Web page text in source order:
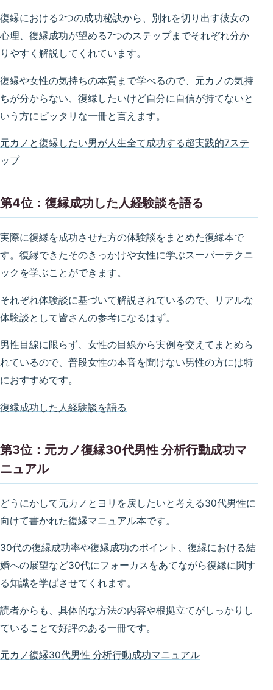
復縁における2つの成功秘訣から、別れを切り出す彼女の
心理、復縁成功が望める7つのステップまでそれぞれ分か
りやすく解説してくれています。
復縁や女性の気持ちの本質まで学べるので、元カノの気持
ちが分からない、復縁したいけど自分に自信が持てないと
いう方にピッタリな一冊と言えます。
元カノと復縁したい男が人生全て成功する超実践的7ステ
ップ
第4位：復縁成功した人経験談を語る
実際に復縁を成功させた方の体験談をまとめた復縁本で
す。復縁できたそのきっかけや女性に学ぶスーパーテクニ
ックを学ぶことができます。
それぞれ体験談に基づいて解説されているので、リアルな
体験談として皆さんの参考になるはず。
男性目線に限らず、女性の目線から実例を交えてまとめら
れているので、普段女性の本音を聞けない男性の方には特
におすすめです。
復縁成功した人経験談を語る
第3位：元カノ復縁30代男性 分析行動成功マ
ニュアル
どうにかして元カノとヨリを戻したいと考える30代男性に
向けて書かれた復縁マニュアル本です。
30代の復縁成功率や復縁成功のポイント、復縁における結
婚への展望など30代にフォーカスをあてながら復縁に関す
る知識を学ばさせてくれます。
読者からも、具体的な方法の内容や根拠立てがしっかりし
ていることで好評のある一冊です。
元カノ復縁30代男性 分析行動成功マニュアル